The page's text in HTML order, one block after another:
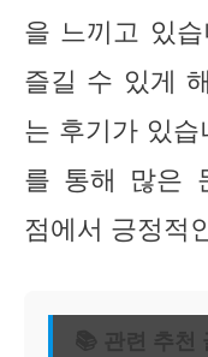
을 느끼고 있
즐길 수 있게
는 후기가 있
를 통해 많은
점에서 긍정적
📚 관련 추천 글